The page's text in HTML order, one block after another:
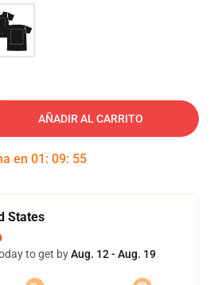
AÑADIR AL CARRITO
en 01 : 09: 54
States
to get byAug. 12 - Aug. 19